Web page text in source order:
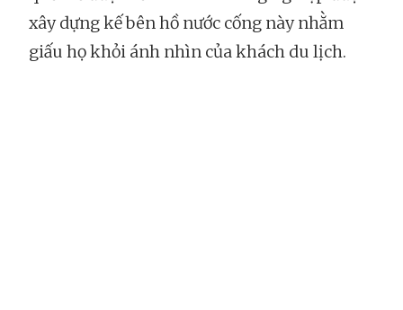
xây dựng kế bên hồ nước cống này nhằm
giấu họ khỏi ánh nhìn của khách du lịch.